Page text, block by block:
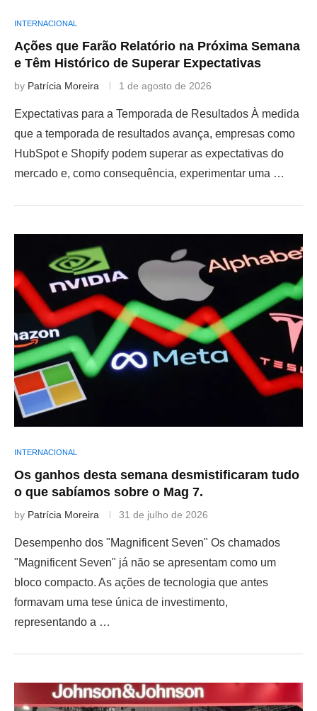
INTERNACIONAL
Ações que Farão Relatório na Próxima Semana
e Têm Histórico de Superar Expectativas
by Patrícia Moreira 1 de agosto de 2026
Expectativas para a Temporada de Resultados À medida
que a temporada de resultados avança, empresas como
HubSpot e Shopify podem superar as expectativas do
mercado e, como consequência, experimentar uma …
INTERNACIONAL
Os ganhos desta semana desmistificaram tudo
o que sabíamos sobre o Mag 7.
by Patrícia Moreira 31 de julho de 2026
Desempenho dos "Magnificent Seven" Os chamados
"Magnificent Seven" já não se apresentam como um
bloco compacto. As ações de tecnologia que antes
formavam uma tese única de investimento,
representando a …